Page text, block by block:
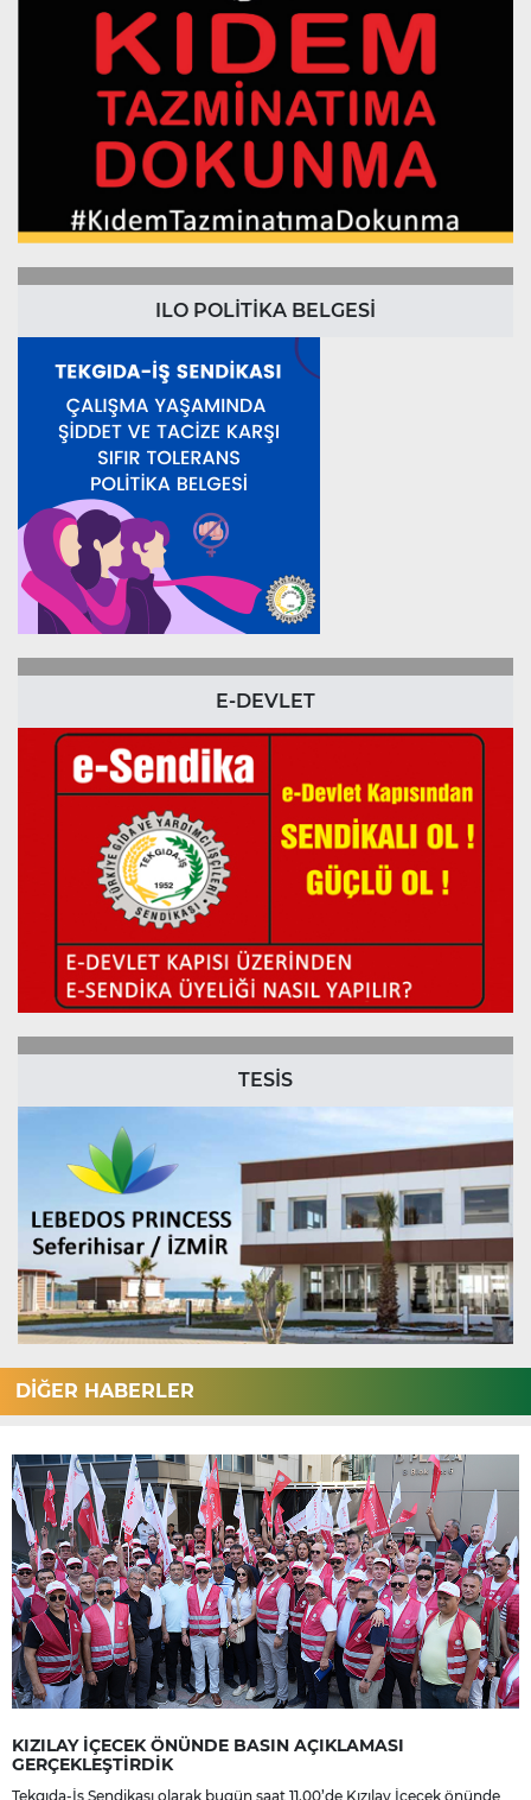
ILO POLİTİKA BELGESİ
E-DEVLET
TESİS
DİĞER HABERLER
KIZILAY İÇECEK ÖNÜNDE BASIN AÇIKLAMASI
GERÇEKLEŞTİRDİK
Tekgıda-İş Sendikası olarak bugün saat 11.00’de Kızılay İçecek önünde